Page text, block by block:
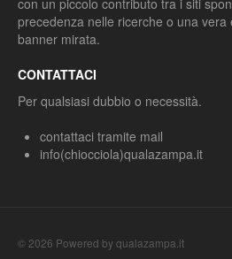
precedenza nelle ricerche o una vera
banner mirata.
CONTATTACI
Per qualsiasi dubbio o necessità.
contattaci tramite mail
info(chiocciola)qualazampa.it
© 2026 Powered by qualazampa.it